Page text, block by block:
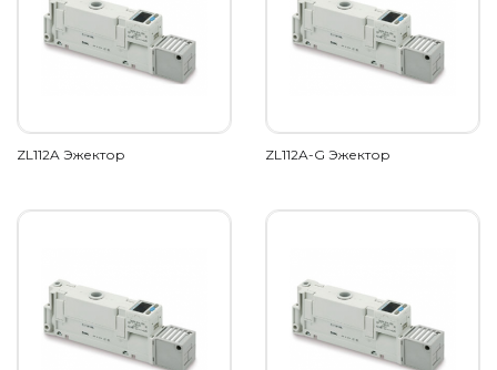
ZL112A Эжектор ZL112A-G Эжектор